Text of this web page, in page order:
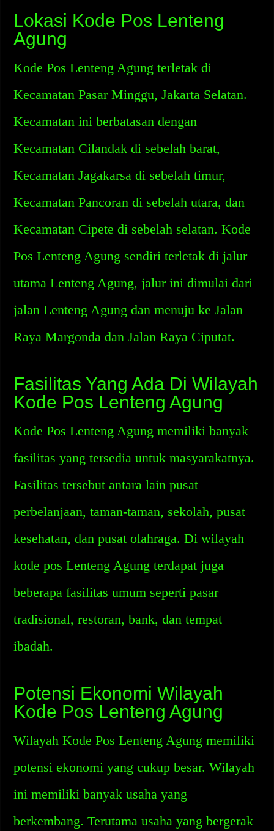
Lokasi Kode Pos Lenteng
Agung
Kode Pos Lenteng Agung terletak di
Kecamatan Pasar Minggu, Jakarta Selatan.
Kecamatan ini berbatasan dengan
Kecamatan Cilandak di sebelah barat,
Kecamatan Jagakarsa di sebelah timur,
Kecamatan Pancoran di sebelah utara, dan
Kecamatan Cipete di sebelah selatan. Kode
Pos Lenteng Agung sendiri terletak di jalur
utama Lenteng Agung, jalur ini dimulai dari
jalan Lenteng Agung dan menuju ke Jalan
Raya Margonda dan Jalan Raya Ciputat.
Fasilitas Yang Ada Di Wilayah
Kode Pos Lenteng Agung
Kode Pos Lenteng Agung memiliki banyak
fasilitas yang tersedia untuk masyarakatnya.
Fasilitas tersebut antara lain pusat
perbelanjaan, taman-taman, sekolah, pusat
kesehatan, dan pusat olahraga. Di wilayah
kode pos Lenteng Agung terdapat juga
beberapa fasilitas umum seperti pasar
tradisional, restoran, bank, dan tempat
ibadah.
Potensi Ekonomi Wilayah
Kode Pos Lenteng Agung
Wilayah Kode Pos Lenteng Agung memiliki
potensi ekonomi yang cukup besar. Wilayah
ini memiliki banyak usaha yang
berkembang. Terutama usaha yang bergerak